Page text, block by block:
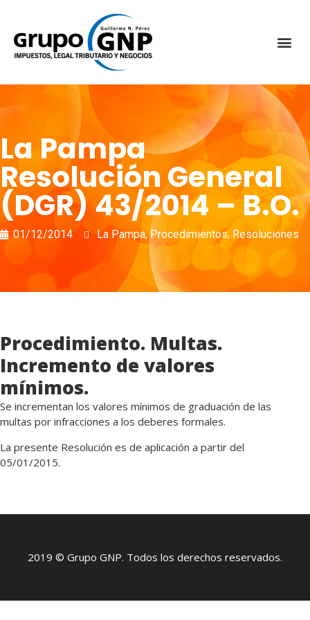
La Pampa
Resolución General
(DGR) 43/2014 – B.O.
01/12/2014 La Pampa,Procedimientos, Resoluciones
Procedimiento. Multas.
Incremento de valores
mínimos.
Se incrementan los valores mínimos de graduación de las
multas por infracciones a los deberes formales.
La presente Resolución es de aplicación a partir del
05/01/2015.
2019 © Grupo GNP. Todos los derechos reservados.